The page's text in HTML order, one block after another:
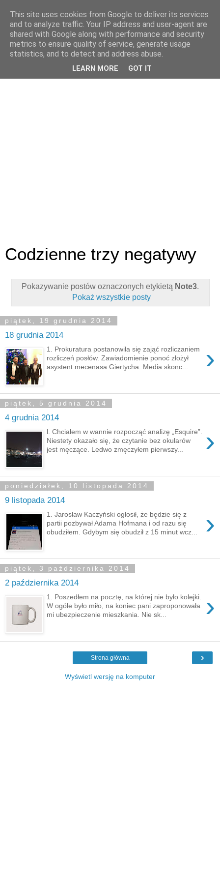
Codzienne trzy negatywy
Pokazywanie postów oznaczonych etykietą Note3.
Pokaż wszystkie posty
piątek, 19 grudnia 2014
18 grudnia 2014
›
1. Prokuratura postanowiła się zająć rozliczaniem
rozliczeń posłów. Zawiadomienie ponoć złożył
asystent mecenasa Giertycha. Media skonc...
piątek, 5 grudnia 2014
4 grudnia 2014
›
l. Chciałem w wannie rozpocząć analizę „Esquire”.
Niestety okazało się, że czytanie bez okularów
jest męczące. Ledwo zmęczyłem pierwszy...
poniedziałek, 10 listopada 2014
9 listopada 2014
›
1. Jarosław Kaczyński ogłosił, że będzie się z
partii pozbywał Adama Hofmana i od razu się
obudziłem. Gdybym się obudził z 15 minut wcz...
piątek, 3 października 2014
2 października 2014
›
1. Poszedłem na pocztę, na której nie było kolejki.
W ogóle było miło, na koniec pani zaproponowała
mi ubezpieczenie mieszkania. Nie sk...
›
Strona główna
Wyświetl wersję na komputer
This site uses cookies from Google to deliver its services
and to analyze traffic. Your IP address and user-agent are
shared with Google along with performance and security
metrics to ensure quality of service, generate usage
statistics, and to detect and address abuse.
LEARN MORE GOT IT